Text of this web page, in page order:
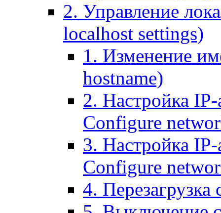
2. Управление
localhost settings)
1. Изменение
hostname)
2. Настройка IP-
Configure
3. Настройка
Configure
4. Перезагрузка